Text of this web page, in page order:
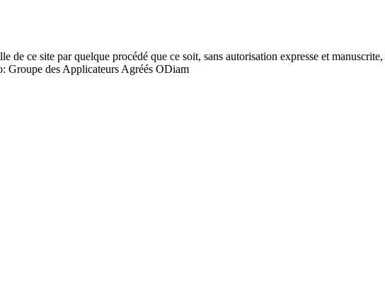
de ce site par quelque procédé que ce soit, sans autorisation expresse et
des Applicateurs Agréés ODiam